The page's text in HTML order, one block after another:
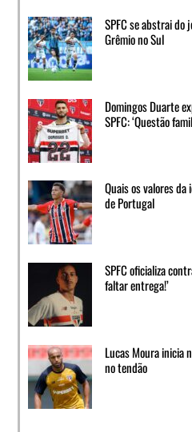
SPFC se abstrai do
Grêmio no Sul
Domingos Duarte
SPFC: ‘Questão
Quais os valores
de Portugal
SPFC oficializa
faltar entrega!’
Lucas Moura inicia
no tendão